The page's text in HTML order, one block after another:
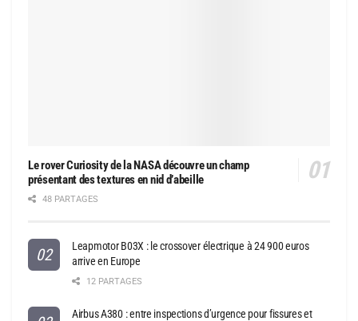
Le rover Curiosity de la NASA découvre un champ
présentant des textures en nid d’abeille
48 PARTAGES
Leapmotor B03X : le crossover électrique à 24 900 euros
arrive en Europe
12 PARTAGES
Airbus A380 : entre inspections d’urgence pour fissures et